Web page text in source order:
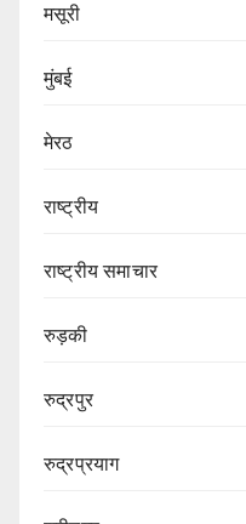
मसूरी
मुंबई
मेरठ
राष्ट्रीय
राष्ट्रीय समाचार
रुड़की
रुद्रपुर
रुद्रप्रयाग